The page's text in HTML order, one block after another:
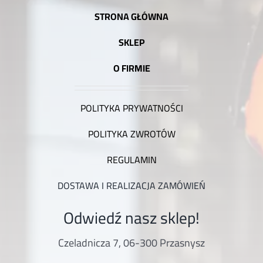
STRONA GŁÓWNA
SKLEP
O FIRMIE
POLITYKA PRYWATNOŚCI
POLITYKA ZWROTÓW
REGULAMIN
DOSTAWA I REALIZACJA ZAMÓWIEŃ
Odwiedź nasz sklep!
Czeladnicza 7, 06-300 Przasnysz